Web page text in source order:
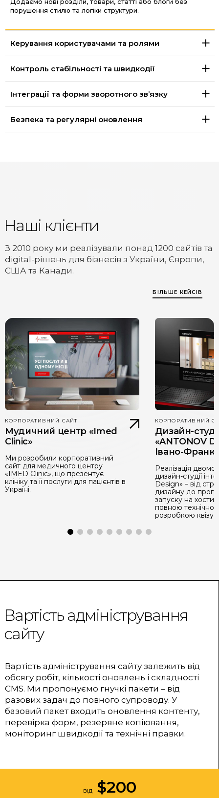
порушення стилю та логіки структури.
Керування користувачами та ролями
Контроль стабільності та швидкодії
Інтеграції та форми зворотного зв’язку
Безпека та регулярні оновлення
Наші клієнти
З 2010 року ми реалізували понад 1200 сайтів та
digital-рішень для бізнесів з України, Європи,
США та Канади.
БІЛЬШЕ КЕЙСІВ
КОРПОРАТИВНИЙ САЙТ
Мудичний центр «Imed
Clinic»
Ми розробили корпоративний
сайт для медичного центру
«IMED Clinic», що презентує
клініку та її послуги для пацієнтів в
Україні.
КОРПОРАТИВНИЙ
Дизайн-
«ANTONOV
Івано-
Реалізація
дизайн-студії
Design» – від
дизайну до
запуску на
повною
розробкою квізу.
Вартість адміністрування
сайту
Вартість адміністрування сайту залежить від
обсягу робіт, кількості оновлень і складності
CMS. Ми пропонуємо гнучкі пакети – від
разових задач до повного супроводу. У
базовий пакет входить оновлення контенту,
перевірка форм, резервне копіювання,
моніторинг швидкодії та технічні правки.
від $200